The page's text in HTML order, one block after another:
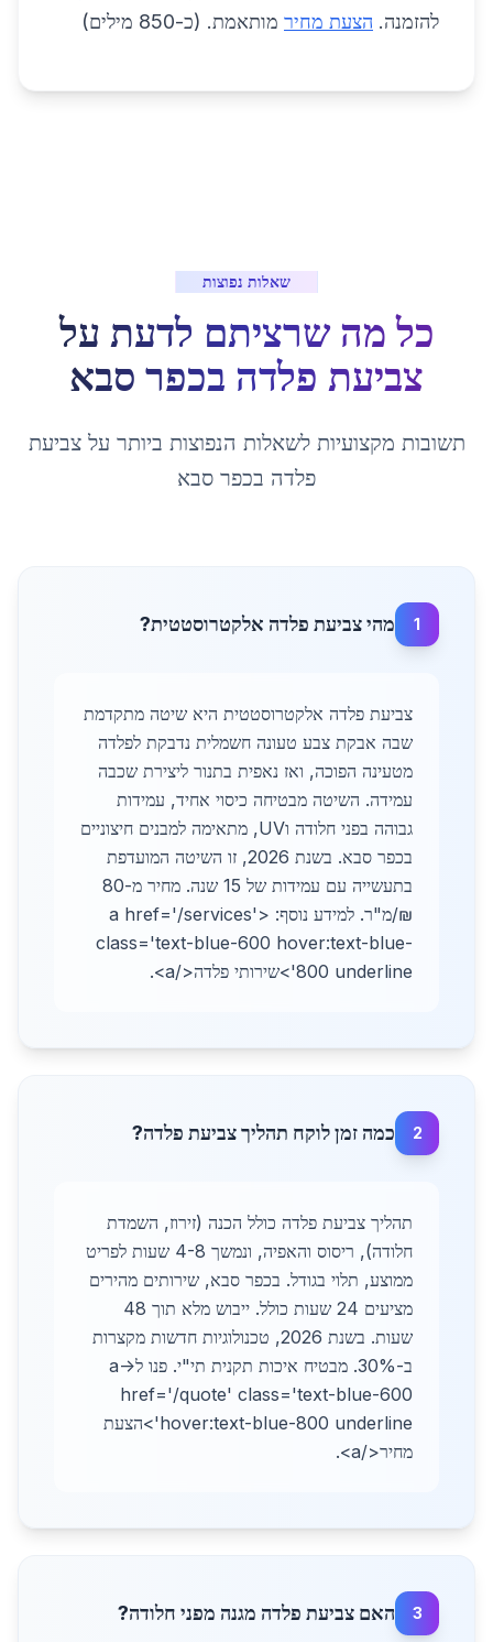
להזמנה. הצעת מחיר מותאמת. (כ-850 מילים)
שאלות נפוצות
כל מה שרציתם לדעת על
צביעת פלדה בכפר סבא
תשובות מקצועיות לשאלות הנפוצות ביותר עלצביעת
פלדה בכפר סבא
1 מהי צביעת פלדה אלקטרוסטטית?
צביעת פלדה אלקטרוסטטית היא שיטה מתקדמת
שבה אבקת צבע טעונה חשמלית נדבקת לפלדה
מטעינה הפוכה, ואז נאפית בתנור ליצירת שכבה
עמידה. השיטה מבטיחה כיסוי אחיד, עמידות
גבוהה בפני חלודה וUV, מתאימה למבנים חיצוניים
בכפר סבא. בשנת 2026, זו השיטה המועדפת
בתעשייה עם עמידות של 15 שנה. מחיר מ-80
₪/מ"ר. למידע נוסף: <a href='/services'
class='text-blue-600 hover:text-blue-
800 underline'>שירותי פלדה</a>.
2 כמה זמן לוקח תהליך צביעת פלדה?
תהליך צביעת פלדה כולל הכנה (זירוז, השמדת
חלודה), ריסוס והאפיה, ונמשך 4-8 שעות לפריט
ממוצע, תלוי בגודל. בכפר סבא, שירותים מהירים
מציעים 24 שעות כולל. ייבוש מלא תוך 48
שעות. בשנת 2026, טכנולוגיות חדשות מקצרות
ב-30%. מבטיח איכות תקנית תי"י. פנו ל-<a
href='/quote' class='text-blue-600
hover:text-blue-800 underline'>הצעת
מחיר</a>.
3 האם צביעת פלדה מגנה מפני חלודה?